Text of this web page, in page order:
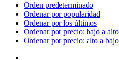
Orden predeterminado
Ordenar por popularidad
Ordenar por los últimos
Ordenar por precio: bajo a alto
Ordenar por precio: alto a bajo